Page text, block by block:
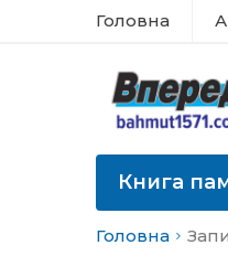
Головна
Книга
Головна